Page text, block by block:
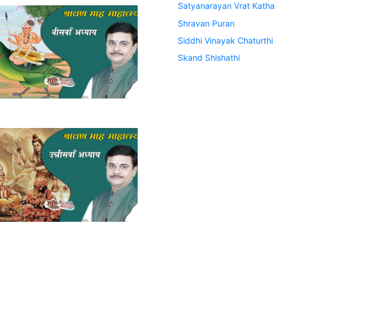
Satyanarayan Vrat Katha
Shravan Puran
Siddhi Vinayak Chaturthi
Skand Shishathi